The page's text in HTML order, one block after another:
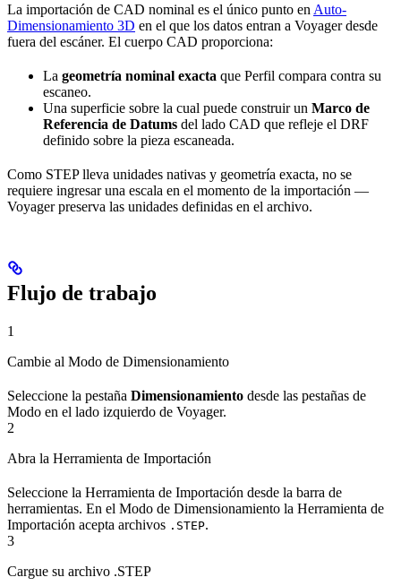
La importación de CAD nominal es el único punto en Auto-
Dimensionamiento 3D en el que los datos entran a Voyager desde
fuera del escáner. El cuerpo CAD proporciona:
La geometría nominal exacta que Perfil compara contra su
escaneo.
Una superficie sobre la cual puede construir un Marco de
Referencia de Datums del lado CAD que refleje el DRF
definido sobre la pieza escaneada.
Como STEP lleva unidades nativas y geometría exacta, no se
requiere ingresar una escala en el momento de la importación —
Voyager preserva las unidades definidas en el archivo.
Flujo de trabajo
1
Cambie al Modo de Dimensionamiento
Seleccione la pestaña Dimensionamiento desde las pestañas de
Modo en el lado izquierdo de Voyager.
2
Abra la Herramienta de Importación
Seleccione la Herramienta de Importación desde la barra de
herramientas. En el Modo de Dimensionamiento la Herramienta de
Importación acepta archivos .STEP.
3
Cargue su archivo .STEP